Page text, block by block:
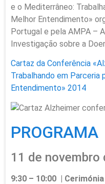
e o Mediterrâneo:
Melhor Entendimento»
Portugal e pela AMPA –
Investigação sobre a
Cartaz da Conferência
Trabalhando em Parceria
Entendimento» 2014
PROGRAMA
11 de novembro
9:30 – 10:00 |